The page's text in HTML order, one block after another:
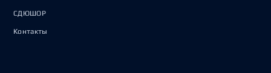
СДЮШОР
Контакты